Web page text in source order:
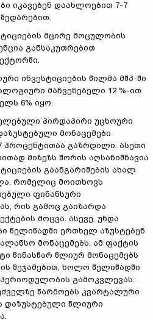
იკავებენ დაახლოებით 7-7
მცირე მოცულობის
განსაკუთრებით
ინვესტიციების წილმა მშპ-ში
მაჩვენებელი 12 %-ით
6% იყო.
პირდაპირი უცხოური
მონაცემები
პროცენტითაა გაზრდილი. ასეთი
მიზეზს შორის აღსანიშნავია
გაანგარიშების ახალ
რომელიც მოითხოვს
ფინანსური
რის გამოც გაიზარდა
მოცვა. ასევე, უნდა
წელიწადში ერთხელ აზუსტებენ
მონაცემებს. ამ ფაქტის
წინასწარ წლიურ მონაცემებს
შეჯამებით, ხოლო წელიწადში
გამოკვლევას.
წარმოებს კვარტალური
დაზუსტებული წლიური